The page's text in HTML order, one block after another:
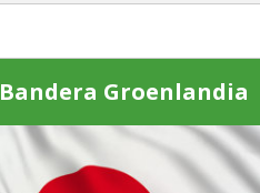
Bandera Groenlandia